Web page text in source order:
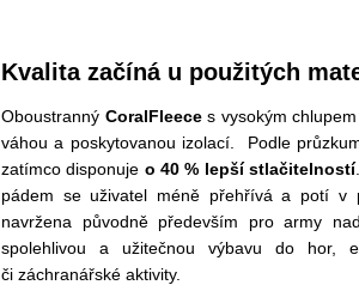
Kvalita začíná u použitých
Oboustranný CoralFleeces vysokým
váhou a poskytovanou izolací. Podle
zatímco disponuje o 40 % lepší stlačitelností
pádem se uživatel méně přehřívá a potí v
navržena původně především pro army
spolehlivou a užitečnou výbavu do hor,
či záchranářské aktivity.